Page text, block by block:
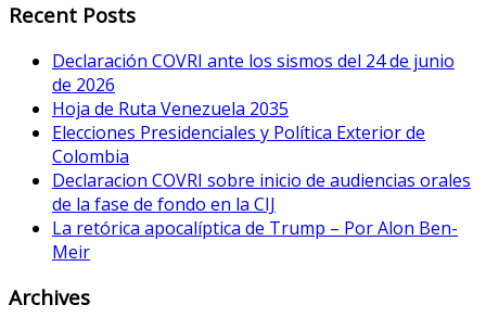
Recent Posts
Declaración COVRI ante los sismos del 24 de junio
de 2026
Hoja de Ruta Venezuela 2035
Elecciones Presidenciales y Política Exterior de
Colombia
Declaracion COVRI sobre inicio de audiencias orales
de la fase de fondo en la CIJ
La retórica apocalíptica de Trump – Por Alon Ben-
Meir
Archives